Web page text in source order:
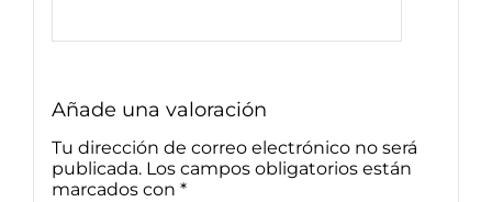
Añade una valoración
Tu dirección de correo electrónico no será
publicada. Los campos obligatorios están
marcados con *